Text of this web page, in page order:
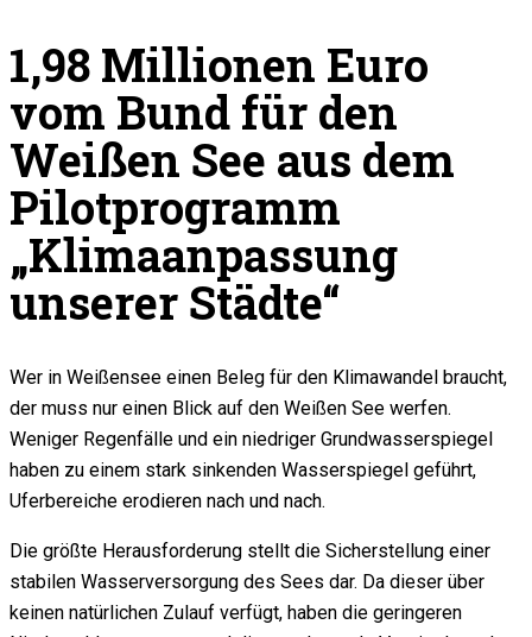
1,98 Millionen Euro
vom Bund für den
Weißen See aus dem
Pilotprogramm
„Klimaanpassung
unserer Städte“
Wer in Weißensee einen Beleg für den Klimawandel braucht,
der muss nur einen Blick auf den Weißen See werfen.
Weniger Regenfälle und ein niedriger Grundwasserspiegel
haben zu einem stark sinkenden Wasserspiegel geführt,
Uferbereiche erodieren nach und nach.
Die größte Herausforderung stellt die Sicherstellung einer
stabilen Wasserversorgung des Sees dar. Da dieser über
keinen natürlichen Zulauf verfügt, haben die geringeren